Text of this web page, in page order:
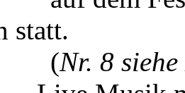
statt.
Nr. 8